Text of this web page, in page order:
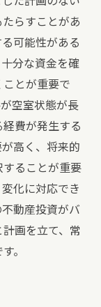
らすことがあ
可能性がある
分な資金を確
とが重要で
空室状態が長
費が発生する
高く、将来的
ることが重要
化に対応でき
動産投資がバ
画を立て、常
。